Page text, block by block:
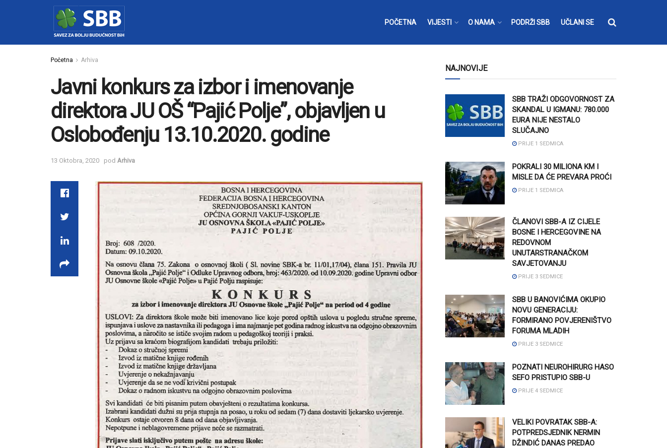
POČETNA VIJESTI O NAMA PODRŽI SBB UČLANI SE
Početna Arhiva
Javni konkurs za izbor i imenovanje
direktora JU OŠ “Pajić Polje”, objavljen u
Oslobođenju 13.10.2020. godine
13 Oktobra, 2020 pod Arhiva
NAJNOVIJE
SBB TRAŽI ODGOVORNOST ZA
SKANDAL U IGMANU: 780.000
EURA NIJE NESTALO
SLUČAJNO
PRIJE 1 SEDMICA
POKRALI 30 MILIONA KM I
MISLE DA ĆE PREVARA PROĆI
PRIJE 1 SEDMICA
ČLANOVI SBB-A IZ CIJELE
BOSNE I HERCEGOVINE NA
REDOVNOM
UNUTARSTRANAČKOM
SAVJETOVANJU
PRIJE 3 SEDMICE
SBB U BANOVIĆIMA OKUPIO
NOVU GENERACIJU:
FORMIRANO POVJERENIŠTVO
FORUMA MLADIH
PRIJE 3 SEDMICE
POZNATI NEUROHIRURG HASO
SEFO PRISTUPIO SBB-U
PRIJE 4 SEDMICE
VELIKI POVRATAK SBB-A:
POTPREDSJEDNIK NERMIN
DŽINDIĆ DANAS PREDAO